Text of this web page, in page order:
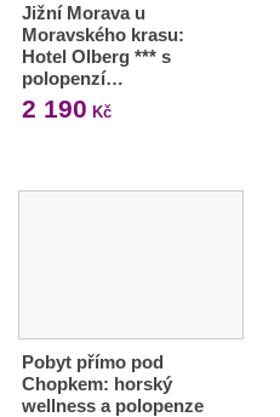
Jižní Morava u
Moravského krasu:
Hotel Olberg *** s
polopenzí…
2 190 Kč
Pobyt přímo pod
Chopkem: horský
wellness a polopenze